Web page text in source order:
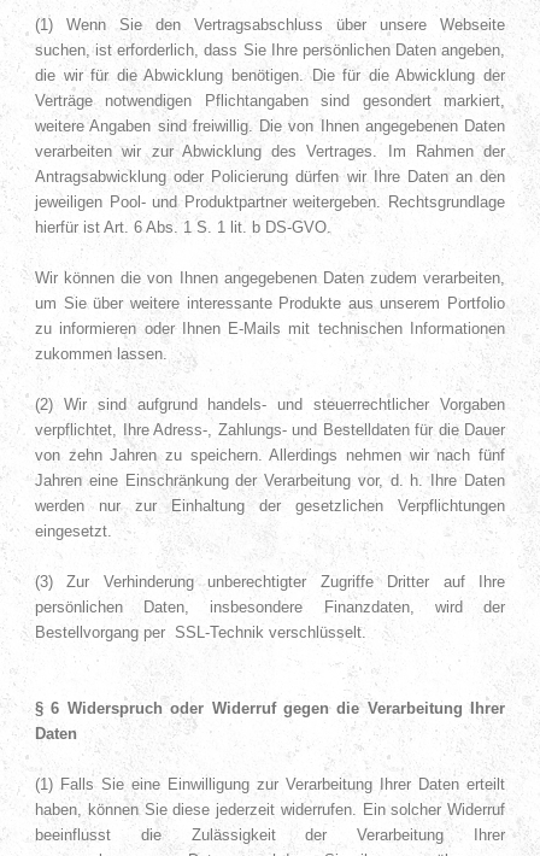
(1) Wenn Sie den Vertragsabschluss über unsere Webseite
suchen, ist erforderlich, dass Sie Ihre persönlichen Daten angeben,
die wir für die Abwicklung benötigen. Die für die Abwicklung der
Verträge notwendigen Pflichtangaben sind gesondert markiert,
weitere Angaben sind freiwillig. Die von Ihnen angegebenen Daten
verarbeiten wir zur Abwicklung des Vertrages. Im Rahmen der
Antragsabwicklung oder Policierung dürfen wir Ihre Daten an den
jeweiligen Pool- und Produktpartner weitergeben. Rechtsgrundlage
hierfür ist Art. 6 Abs. 1 S. 1 lit. b DS-GVO.
Wir können die von Ihnen angegebenen Daten zudem verarbeiten,
um Sie über weitere interessante Produkte aus unserem Portfolio
zu informieren oder Ihnen E-Mails mit technischen Informationen
zukommen lassen.
(2) Wir sind aufgrund handels- und steuerrechtlicher Vorgaben
verpflichtet, Ihre Adress-, Zahlungs- und Bestelldaten für die Dauer
von zehn Jahren zu speichern. Allerdings nehmen wir nach fünf
Jahren eine Einschränkung der Verarbeitung vor, d. h. Ihre Daten
werden nur zur Einhaltung der gesetzlichen Verpflichtungen
eingesetzt.
(3) Zur Verhinderung unberechtigter Zugriffe Dritter auf Ihre
persönlichen Daten, insbesondere Finanzdaten, wird der
Bestellvorgang per SSL-Technik verschlüsselt.
§ 6 Widerspruch oder Widerruf gegen die Verarbeitung Ihrer
Daten
(1) Falls Sie eine Einwilligung zur Verarbeitung Ihrer Daten erteilt
haben, können Sie diese jederzeit widerrufen. Ein solcher Widerruf
beeinflusst die Zulässigkeit der Verarbeitung Ihrer